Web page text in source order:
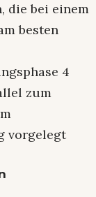
die bei einem
besten
4
zum
vorgelegt